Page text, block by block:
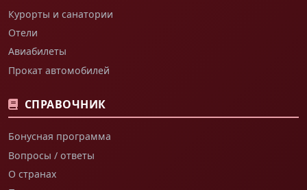
Курорты и санатории
Отели
Авиабилеты
Прокат автомобилей
СПРАВОЧНИК
Бонусная программа
Вопросы / ответы
О странах